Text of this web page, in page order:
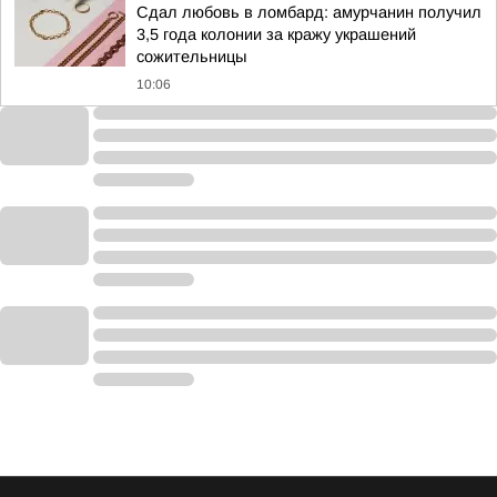
Сдал любовь в ломбард: амурчанин получил
3,5 года колонии за кражу украшений
сожительницы
10:06